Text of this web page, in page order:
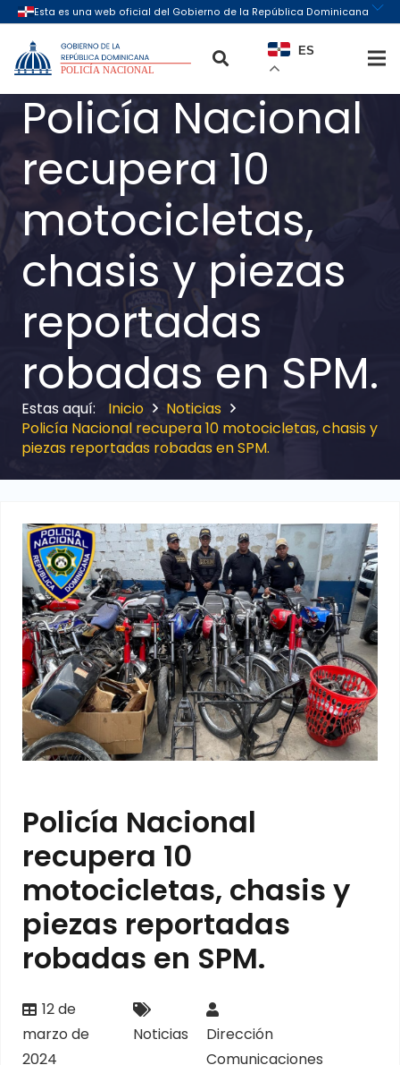
ES
Policía Nacional
recupera 10
motocicletas,
chasis y piezas
reportadas
robadas en SPM.
Inicio
Noticias
Policía Nacional recupera 10 motocicletas, chasis y
piezas reportadas robadas en SPM.
Policía Nacional
recupera 10
motocicletas, chasis y
piezas reportadas
robadas en SPM.
12 de
marzo de
2024
Noticias
Dirección
Comunicaciones